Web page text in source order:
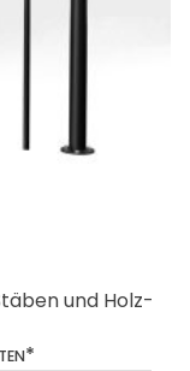
und Holz-
*